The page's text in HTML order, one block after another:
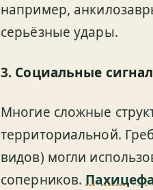
например,
серьёзные удары.
3. Социальные
Многие сложные
территориальной.
видов) могли
соперников.